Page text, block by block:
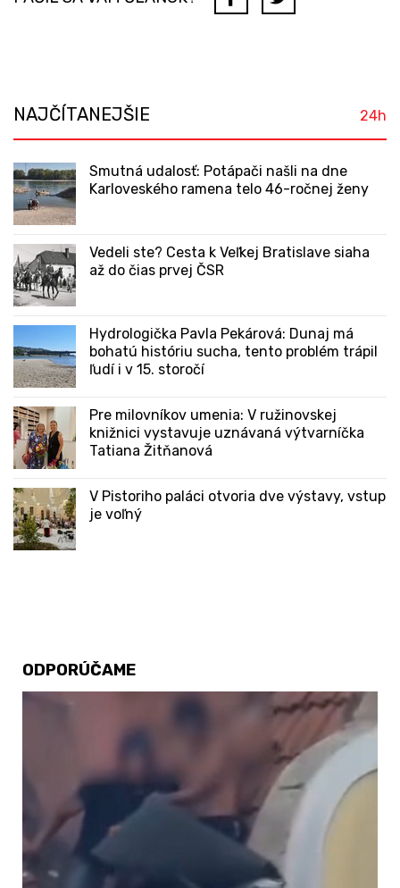
NAJČÍTANEJŠIE 24h
Smutná udalosť: Potápači našli na dne
Karloveského ramena telo 46-ročnej ženy
Vedeli ste? Cesta k Veľkej Bratislave siaha
až do čias prvej ČSR
Hydrologička Pavla Pekárová: Dunaj má
bohatú históriu sucha, tento problém trápil
ľudí i v 15. storočí
Pre milovníkov umenia: V ružinovskej
knižnici vystavuje uznávaná výtvarníčka
Tatiana Žitňanová
V Pistoriho paláci otvoria dve výstavy, vstup
je voľný
ODPORÚČAME